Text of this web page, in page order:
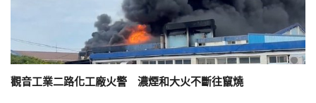
觀音工業二路化工廠火警 濃煙和大火不斷往竄燒